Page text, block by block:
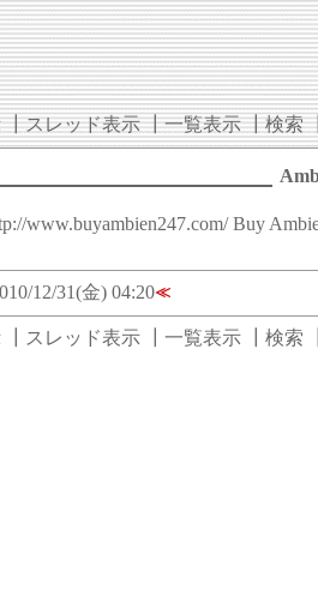
┃スレッド表示┃一覧表示┃検索
www.buyambien247.com/Buy
12/31(金) 04:20≪
スレッド表示 一覧表示 検索